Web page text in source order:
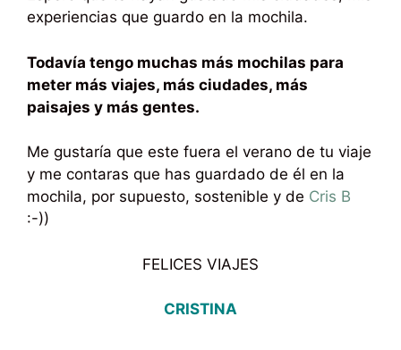
experiencias que guardo en la mochila.
Todavía tengo muchas más mochilas para
meter más viajes, más ciudades, más
paisajes y más gentes.
Me gustaría que este fuera el verano de tu viaje
y me contaras que has guardado de él en la
mochila, por supuesto, sostenible y de Cris B
:-))
FELICES VIAJES
CRISTINA